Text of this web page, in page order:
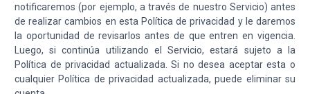
notificaremos (por ejemplo, a través de nuestro Servicio) antes
de realizar cambios en esta Política de privacidad y le daremos
la oportunidad de revisarlos antes de que entren en vigencia.
Luego, si continúa utilizando el Servicio, estará sujeto a la
Política de privacidad actualizada. Si no desea aceptar esta o
cualquier Política de privacidad actualizada, puede eliminar su